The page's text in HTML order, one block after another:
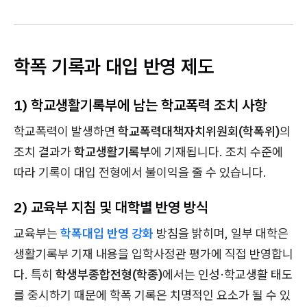
학폭 기록과 대입 반영 제도
1) 학교생활기록부에 남는 학교폭력 조치 사항
학교폭력이 발생하면 학교폭력대책자치위원회(학폭위)의
조치 결과가학교생활기록부에 기재됩니다. 조치 수준에
따라 기록이 대입 전형에서 불이익을 줄 수 있습니다.
2) 교육부 지침 및 대학별 반영 방식
교육부는 학폭대입 반영 강화 방침을 밝히며, 일부 대학은
생활기록부 기재 내용을 입학사정관 평가에 직접 반영합니
다. 특히 학생부종합전형(학종)에서는 인성·학교생활 태도
를 중시하기 때문에 학폭 기록은 치명적인 요소가 될 수 있